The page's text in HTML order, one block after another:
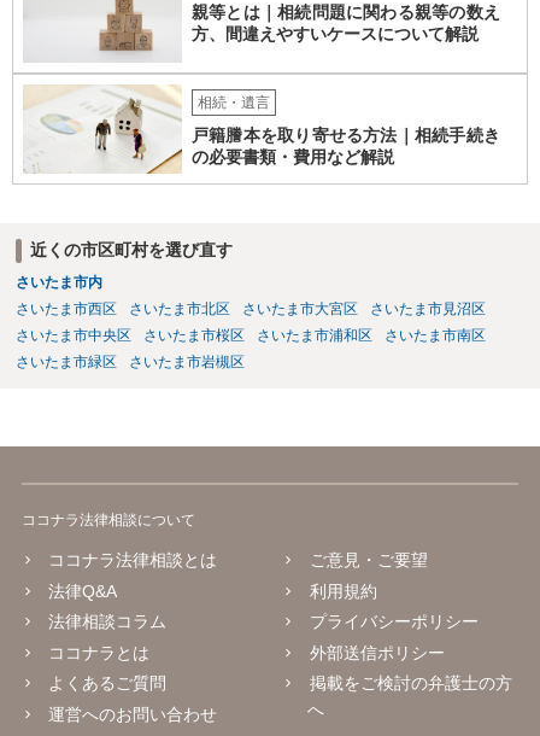
親等とは｜相続問題に関わる親等の数え
方、間違えやすいケースについて解説
相続・遺言
戸籍謄本を取り寄せる方法｜相続手続き
の必要書類・費用など解説
近くの市区町村を選び直す
さいたま市内
さいたま市西区
さいたま市北区 さいたま市大宮区
さいたま市見沼区
さいたま市中央区
さいたま市桜区 さいたま市浦和区
さいたま市南区
さいたま市緑区
さいたま市岩槻区
ココナラ法律相談について
ココナラ法律相談とは
法律Q&A
法律相談コラム
ココナラとは
よくあるご質問
運営へのお問い合わせ
ご意見・ご要望
利用規約
プライバシーポリシー
外部送信ポリシー
掲載をご検討の弁護士の方
へ